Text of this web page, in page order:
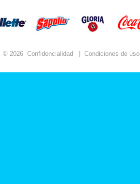
© 2026 Confidencialidad Condiciones de uso